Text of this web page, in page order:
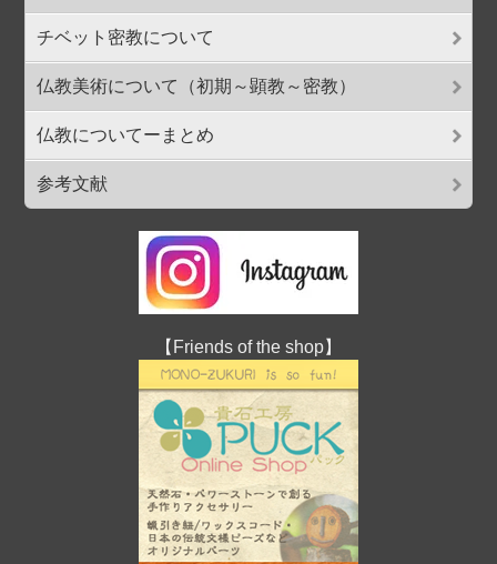
チベット密教について
仏教美術について（初期～顕教～密教）
仏教についてーまとめ
参考文献
【Friends of the shop】